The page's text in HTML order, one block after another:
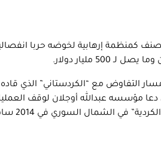
كمنظمة إرهابية لخوضه حربا
التفاوض مع “الكردستاني” الذي
ابتداء من 2009، والذي وصل عام 2013 لأن دعا مؤسسه عبدالله أوجلان لوقف
ومغادرة المسلحين تركيا. بيد